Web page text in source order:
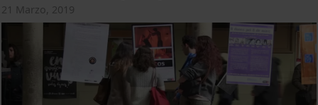
21 Marzo, 2019